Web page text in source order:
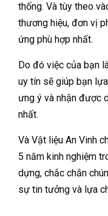
thống. Và tùy theo
thương hiệu, đơn vị
ứng phù hợp nhất.
Do đó việc của bạn
uy tín sẽ giúp bạn
ưng ý và nhận được
nhất.
Và Vật liệu An Vinh
5 năm kinh nghiệm
dựng, chắc chắn
sự tin tưởng và lựa